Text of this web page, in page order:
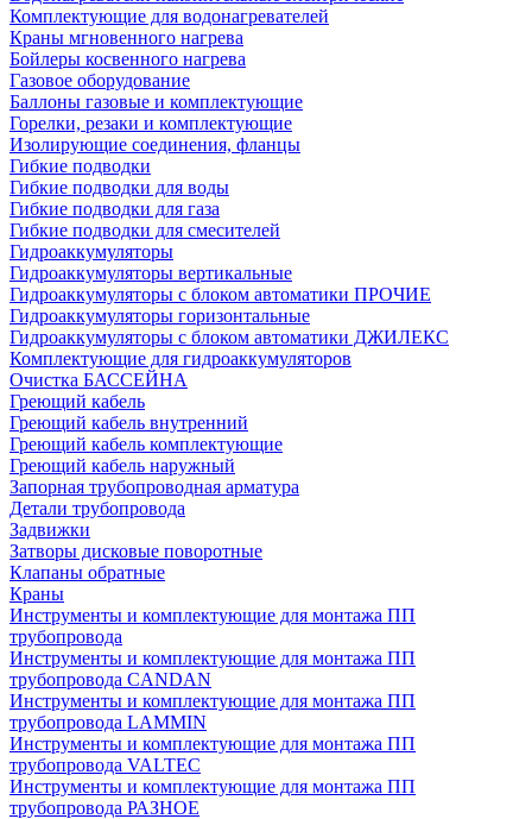
Комплектующие для водонагревателей
Краны мгновенного нагрева
Бойлеры косвенного нагрева
Газовое оборудование
Баллоны газовые и комплектующие
Горелки, резаки и комплектующие
Изолирующие соединения, фланцы
Гибкие подводки
Гибкие подводки для воды
Гибкие подводки для газа
Гибкие подводки для смесителей
Гидроаккумуляторы
Гидроаккумуляторы вертикальные
Гидроаккумуляторы с блоком автоматики ПРОЧИЕ
Гидроаккумуляторы горизонтальные
Гидроаккумуляторы с блоком автоматики ДЖИЛЕКС
Комплектующие для гидроаккумуляторов
Очистка БАССЕЙНА
Греющий кабель
Греющий кабель внутренний
Греющий кабель комплектующие
Греющий кабель наружный
Запорная трубопроводная арматура
Детали трубопровода
Задвижки
Затворы дисковые поворотные
Клапаны обратные
Краны
Инструменты и комплектующие для монтажа ПП
трубопровода
Инструменты и комплектующие для монтажа ПП
трубопровода CANDAN
Инструменты и комплектующие для монтажа ПП
трубопровода LAMMIN
Инструменты и комплектующие для монтажа ПП
трубопровода VALTEC
Инструменты и комплектующие для монтажа ПП
трубопровода РАЗНОЕ